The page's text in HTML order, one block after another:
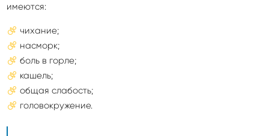
имеются:
чихание;
насморк;
боль в горле;
кашель;
общая слабость;
головокружение.